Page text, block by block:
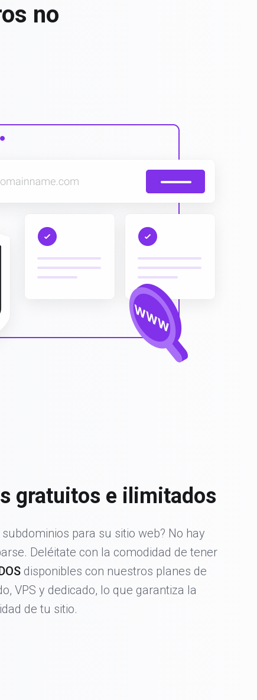
no
gratuitos e ilimitados
para su sitio web? No hay
Deléitate con la comodidad de tener
disponibles con nuestros planes de
VPS y dedicado, lo que garantiza la
de tu sitio.